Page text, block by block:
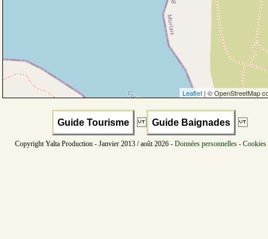
Leaflet | © OpenStreetMap
Guide Tourisme Guide Baignades
Copyright Yalta Production - Janvier 2013 / août 2026 - Données personnelles -